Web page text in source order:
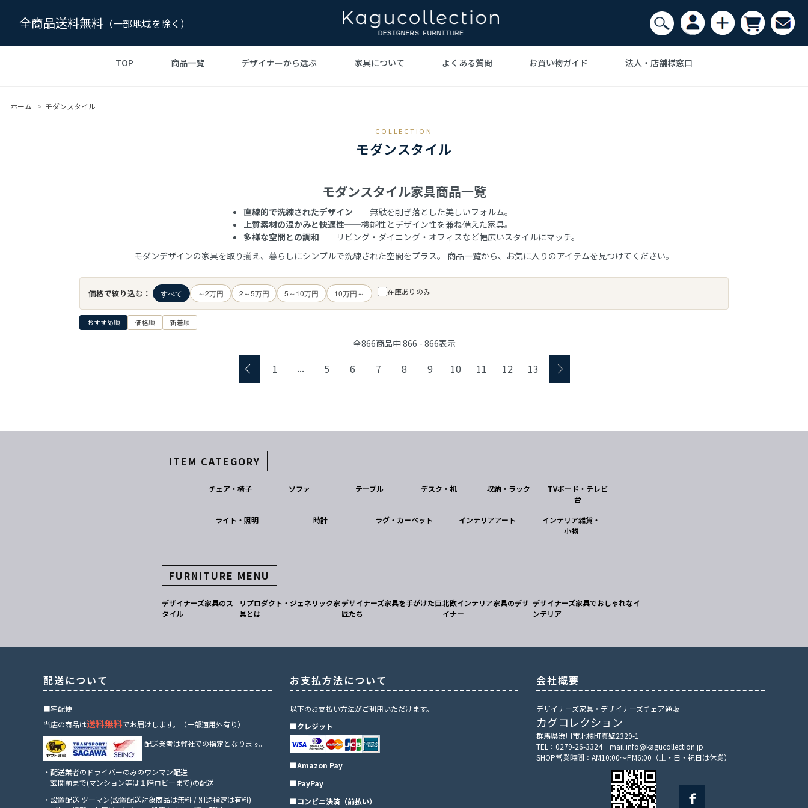
全商品送料無料 （一部地域を除く）
TOP 商品一覧
時計
デザイナーから選ぶ
ジョージ・ネルソン
家具について よくある質問 お買い物ガイド 法人・店舗様窓口
ホーム > モダンスタイル
COLLECTION
モダンスタイル
モダンスタイル家具商品一覧
直線的で洗練されたデザイン──無駄を削ぎ落とした美しいフォルム。
上質素材の温かみと快適性──機能性とデザイン性を兼ね備えた家具。
多様な空間との調和──リビング・ダイニング・オフィスなど幅広いスタイルにマッチ。
モダンデザインの家具を取り揃え、暮らしにシンプルで洗練された空間をプラス。 商品一覧から、お気に入りのアイテムを見つけてください。
価格で絞り込む： すべて ～2万円 2～5万円 5～10万円 10万円～ 在庫ありのみ
おすすめ順 価格順 新着順
全866商品中866 - 866表示
1 ... 5 6 7 8 9 10 11 12 13
ITEM CATEGORY
チェア・椅子 ソファ テーブル デスク・机 収納・ラック
TVボード・テレビ
台
ライト・照明 時計 ラグ・カーペット インテリアアート
インテリア雑貨・
小物
FURNITURE MENU
デザイナーズ家具のス
タイル
リプロダクト・ジェネリック家
具とは
デザイナーズ家具を手がけた巨
匠たち
北欧インテリア家具のデザ
イナー
デザイナーズ家具でおしゃれなイ
ンテリア
配送について
■宅配便
当店の商品は送料無料でお届けします。（一部適用外有り）
配送業者は弊社での指定となります。
・配送業者のドライバーのみのワンマン配送
玄関前まで(マンション等は１階ロビーまで)の配送
・設置配送 ツーマン(設置配送対象商品は無料 / 別途指定は有料)
お支払方法について
以下のお支払い方法がご利用いただけます。
■クレジット
■Amazon Pay
■PayPay
■コンビニ決済（前払い）
会社概要
デザイナーズ家具・デザイナーズチェア通販
カグコレクション
群馬県渋川市北橘町真壁2329-1
TEL：0279-26-3324 mail:info@kagucollection.jp
SHOP営業時間：AM10:00～PM6:00（土・日・祝日は休業）